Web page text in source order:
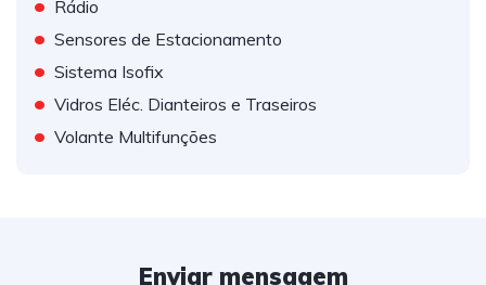
Rádio
• Sensores de Estacionamento
• Sistema Isofix
• Vidros Eléc. Dianteiros e Traseiros
• Volante Multifunções
Enviar mensagem